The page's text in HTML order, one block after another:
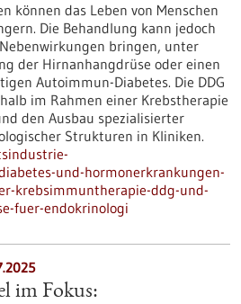
können das Leben von Menschen
Die Behandlung kann jedoch
bringen, unter
der Hirnanhangdrüse oder einen
Autoimmun-Diabetes. Die DDG
im Rahmen einer Krebstherapie
den Ausbau spezialisierter
Strukturen in Kliniken.
und-hormonerkrankungen-
krebsimmuntherapie-ddg-und-
fuer-endokrinologi
im Fokus: